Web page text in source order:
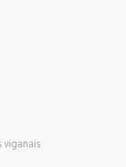
viganais